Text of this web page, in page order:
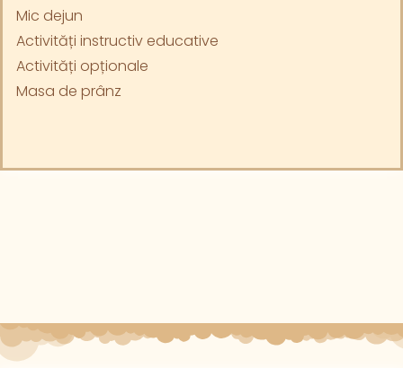
Mic dejun
Activități instructiv educative
Activități opționale
Masa de prânz